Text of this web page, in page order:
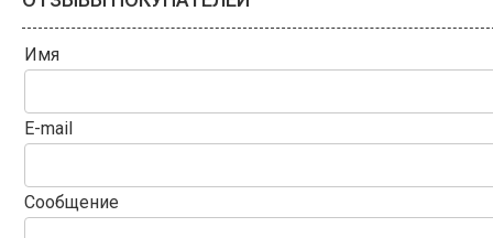
Имя
E-mail
Сообщение